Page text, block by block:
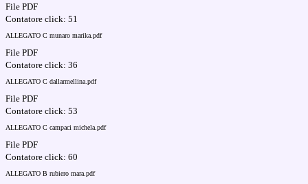
File PDF
Contatore click: 51
ALLEGATO C munaro marika.pdf
File PDF
Contatore click: 36
ALLEGATO C dallarmellina.pdf
File PDF
Contatore click: 53
ALLEGATO C campaci michela.pdf
File PDF
Contatore click: 60
ALLEGATO B rubiero mara.pdf